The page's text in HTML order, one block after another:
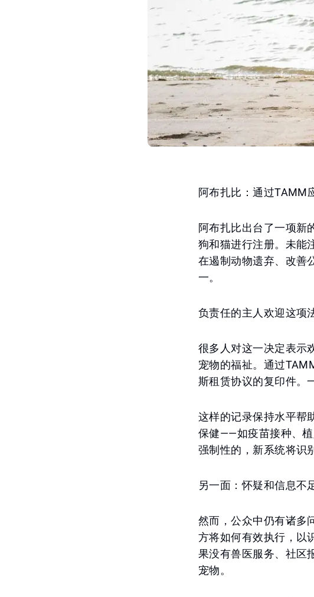
阿布扎比：通过TAMM
阿布扎比出台了一项新
狗和猫进行注册。未能
在遏制动物遗弃、改善
一。
负责任的主人欢迎这项
很多人对这一决定表示
宠物的福祉。通过
斯租赁协议的复印件。
这样的记录保持水平帮
保健——如疫苗接种、
强制性的，新系统将识
另一面：怀疑和信息不
然而，公众中仍有诸多
方将如何有效执行，以
果没有兽医服务、社区
宠物。